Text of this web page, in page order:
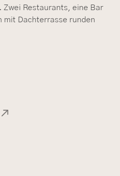
Restaurants, eine Bar
mit Dachterrasse runden